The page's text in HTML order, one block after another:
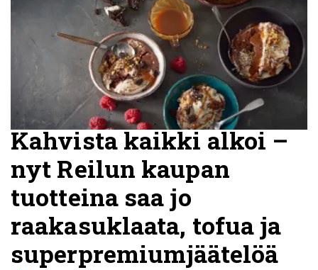
Kahvista kaikki alkoi –
nyt Reilun kaupan
tuotteina saa jo
raakasuklaata, tofua ja
superpremiumjäätelöä